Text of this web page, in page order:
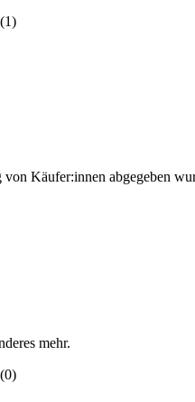
(1)
Käufer:innen abgegeben
mehr.
(0)